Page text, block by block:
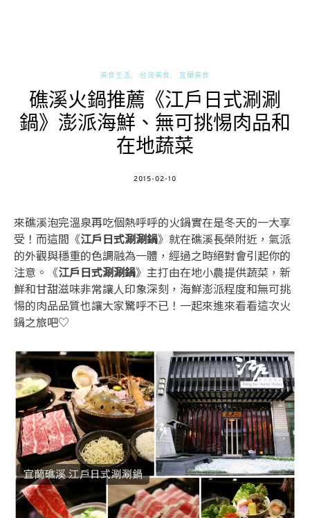
美食生活 台灣美食 宜蘭美食
礁溪火鍋推薦《江戶日式涮涮
鍋》澎派海鮮、無可挑惕肉品和
在地蔬菜
POSTED
2015-02-10
來礁溪泡完溫泉再吃個熱呼呼的火鍋實在是冬天的一大享
受！而這間《江戶日式涮涮鍋》就在礁溪長榮附近，氣派
的外觀與穩重的色調融為一體，經過之時絕對會引起你的
注意。《江戶日式涮涮鍋》主打由在地小農提供蔬菜，新
鮮和甘甜滋味非常讓人印象深刻，海鮮澎派程度和無可挑
惕的肉品品質也讓大家驚呼不已！一起來進來看看這次火
鍋之旅吧♡